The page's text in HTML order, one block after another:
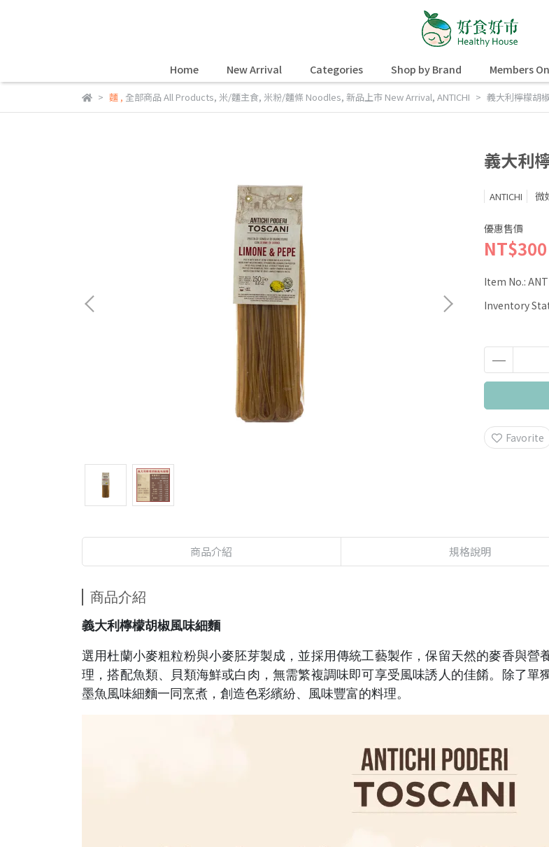
Home New Arrival Categories Shop by Brand Members
麵, 全部商品 All Products, 米/麵主食, 米粉/麵條 Noodles, 新品上市 New Arrival, ANTICHI 義大利檸檬胡
義大利
ANTICHI 微
優惠售價
NT$300
Item No.:
Inventory
Favorite
商品介紹 規格說明
商品介紹
義大利檸檬胡椒風味細麵
選用杜蘭小麥粗粒粉與小麥胚芽製成，並採用傳統工藝製作，保留天然的麥香與
理，搭配魚類、貝類海鮮或白肉，無需繁複調味即可享受風味誘人的佳餚。除了
墨魚風味細麵一同烹煮，創造色彩繽紛、風味豐富的料理。